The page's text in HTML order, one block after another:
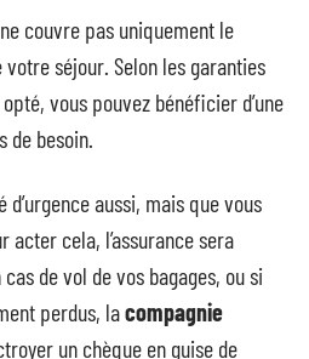
ne couvre pas uniquement le
séjour. Selon les garanties
vous pouvez bénéficier d’une
de besoin.
aussi, mais que vous
acter cela, l’assurance sera
de vol de vos bagages, ou si
perdus, lacompagnie
un chèque en guise de